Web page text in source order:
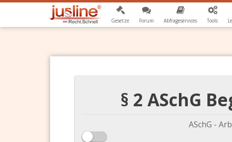
Gesetze Forum Abfrageservices Tools
§ 2 ASchG
ASchG -